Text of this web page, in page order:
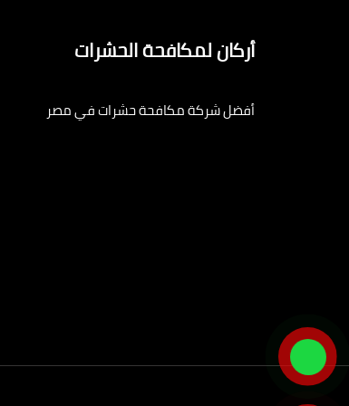
أركان لمكافحة الحشرات
أفضل شركة مكافحة حشرات في مصر